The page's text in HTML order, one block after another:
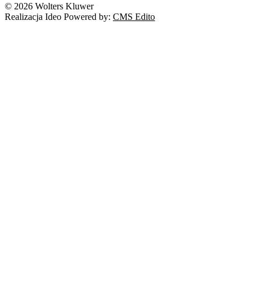
© 2026 Wolters Kluwer
Realizacja Ideo Powered by: CMS Edito